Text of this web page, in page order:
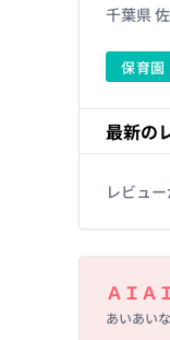
千葉県
保育園
最新の
レビュ
ＡＩＡ
あいあい